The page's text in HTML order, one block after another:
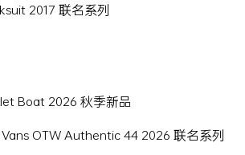
2017 联名系列
Boat 2026 秋季新品
Vans OTW Authentic 44 2026 联名系列